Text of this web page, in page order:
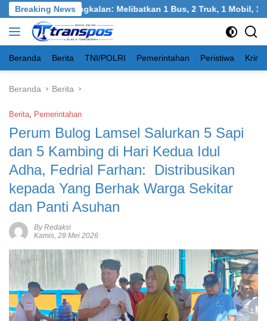
Langsung
ke
konten
Breaking News
Burneh, Bangkalan: Melibatkan 1 Bus, 2 Truk, 1 Mobil, 1
Beranda Berita TNI/POLRI Pemerintahan Peristiwa
Beranda Berita
Berita, Pemerintahan
Perum Bulog Lamsel Salurkan 5 Sapi
dan 5 Kambing di Hari Kedua Idul
Adha, Fedrial Farhan: Distribusikan
kepada Yang Berhak Warga Sekitar
dan Panti Asuhan
By Redaksi
Kamis, 28 Mei 2026